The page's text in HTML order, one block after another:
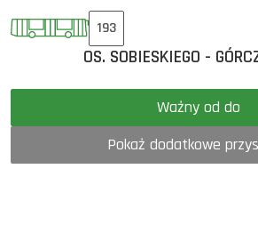
193
OS. SOBIESKIEGO -
Ważny od do
Pokaż dodatkowe